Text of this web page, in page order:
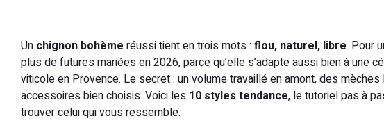
Un chignon bohème réussi tient en trois mots : flou, naturel, libre. Pour
plus de futures mariées en 2026, parce qu’elle s’adapte aussi bien à une
viticole en Provence. Le secret : un volume travaillé en amont, des
accessoires bien choisis. Voici les 10 styles tendance, le tutoriel pas à
trouver celui qui vous ressemble.